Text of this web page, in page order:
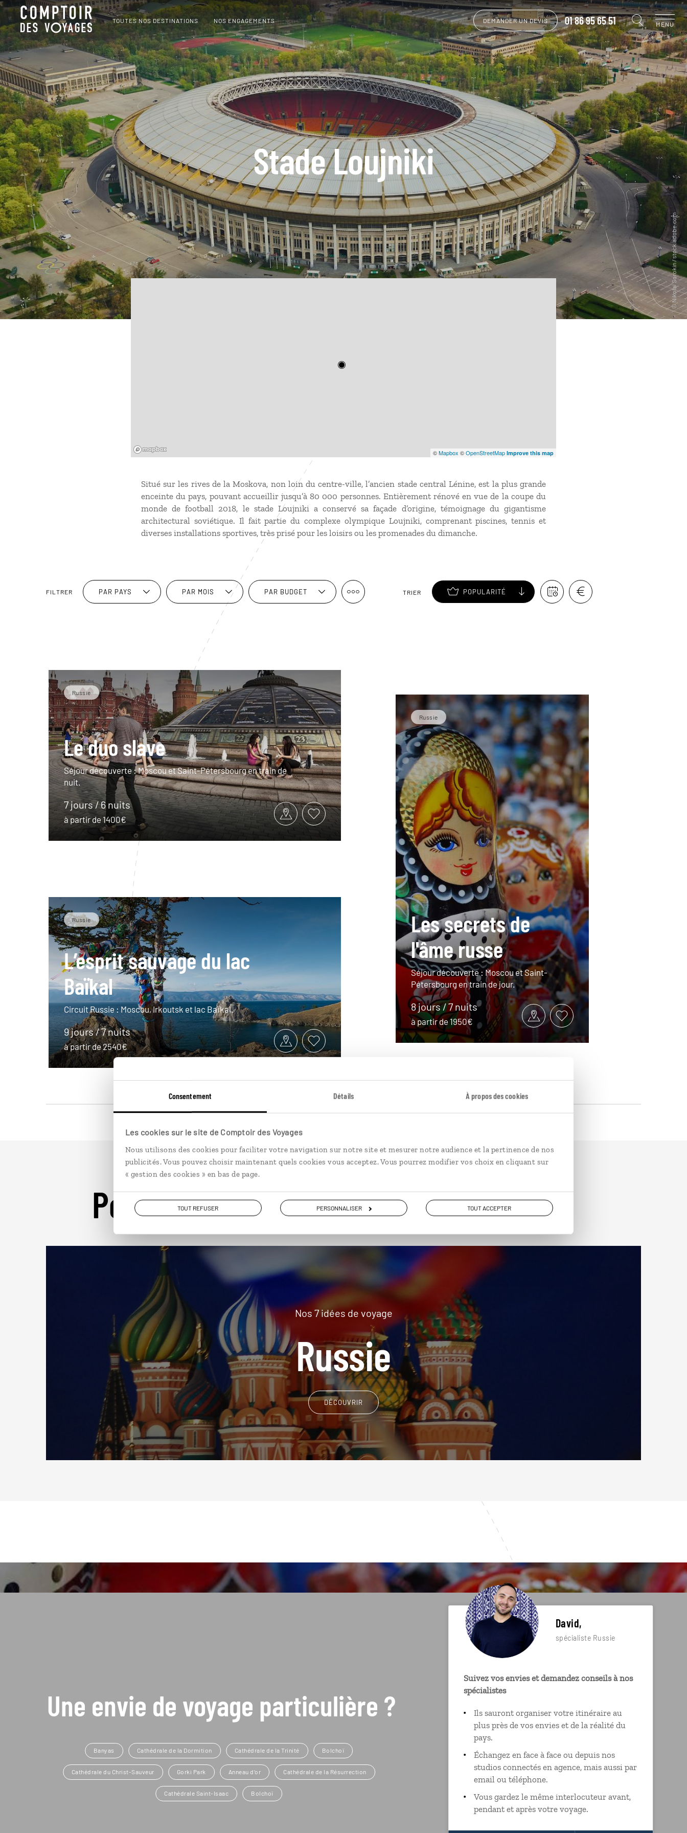
Consentement Détails À propos des cookies
Les cookies sur le site de Comptoir des Voyages
Nous utilisons des cookies pour faciliter votre navigation sur notre site et mesurer notre audience et la pertinence de nos
publicités. Vous pouvez choisir maintenant quels cookies vous acceptez. Vous pourrez modifier vos choix en cliquant sur
« gestion des cookies » en bas de page.
TOUT REFUSER PERSONNALISER TOUT ACCEPTER
TOUTES NOS DESTINATIONS NOS ENGAGEMENTS DEMANDER UN DEVIS 01 86 95 65 51 MENU
Stade Loujniki
©Mapbox ©OpenStreetMap Improve this map
Situé sur les rives de la Moskova, non loin du centre-ville, l’ancien stade central Lénine, est la plus grande
enceinte du pays, pouvant accueillir jusqu’à 80 000 personnes. Entièrement rénové en vue de la coupe du
monde de football 2018, le stade Loujniki a conservé sa façade d’origine, témoignage du gigantisme
architectural soviétique. Il fait partie du complexe olympique Loujniki, comprenant piscines, tennis et
diverses installations sportives, très prisé pour les loisirs ou les promenades du dimanche.
FILTRER PAR PAYS PAR MOIS PAR BUDGET TRIER POPULARITÉ
Russie
Le duo slave
Séjour découverte : Moscou et Saint-Pétersbourg en train de
nuit.
7 jours / 6 nuits
à partir de 1400€
Russie
L’esprit sauvage du lac
Baïkal
Circuit Russie : Moscou, Irkoutsk et lac Baïkal.
9 jours / 7 nuits
à partir de 2540€
Russie
Les secrets de
l'âme russe
Séjour découverte : Moscou et Saint-
Pétersbourg en train de jour.
8 jours / 7 nuits
à partir de 1950€
Pour aller plus loin
Nos 7 idées de voyage
Russie
DÉCOUVRIR
Une envie de voyage particulière ?
Banyas Cathédrale de la Dormition Cathédrale de la Trinité Bolchoï
Cathédrale du Christ-Sauveur Gorki Park Anneau d’or Cathédrale de la Résurrection
Cathédrale Saint-Isaac Bolchoï
David,
spécialiste Russie
Suivez vos envies et demandez conseils à nos
spécialistes
Ils sauront organiser votre itinéraire au
plus près de vos envies et de la réalité du
pays.
Échangez en face à face ou depuis nos
studios connectés en agence, mais aussi par
email ou téléphone.
Vous gardez le même interlocuteur avant,
pendant et après votre voyage.